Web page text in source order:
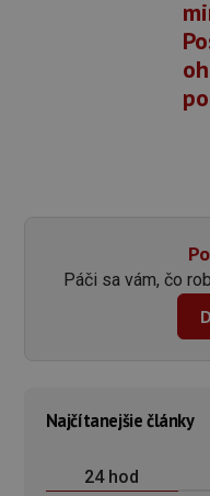
Páči sa vám, čo
Najčítanejšie články
24 hod